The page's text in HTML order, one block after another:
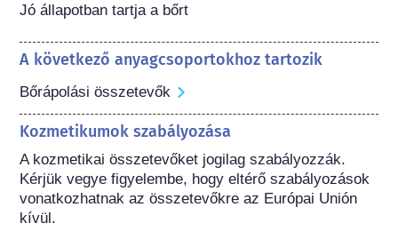
Jó állapotban tartja a bőrt
A következő anyagcsoportokhoz tartozik
Bőrápolási összetevők
Kozmetikumok szabályozása
A kozmetikai összetevőket jogilag szabályozzák.
Kérjük vegye figyelembe, hogy eltérő szabályozások
vonatkozhatnak az összetevőkre az Európai Unión
kívül.